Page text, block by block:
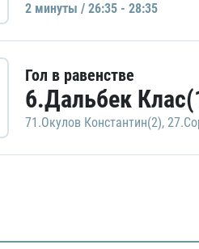
2 минуты / 26:35 - 28:35
Гол в равенстве
6.Дальбек
71.Окулов Константин(2),